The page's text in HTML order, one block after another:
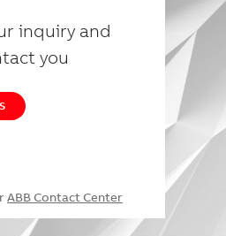
inquiry and
you
ABB Contact Center